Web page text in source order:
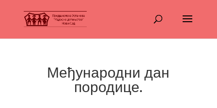
Међународни дан
породице.